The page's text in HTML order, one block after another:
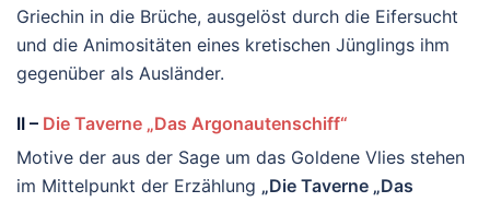
Griechin in die Brüche, ausgelöst durch die Eifersucht
und die Animositäten eines kretischen Jünglings ihm
gegenüber als Ausländer.
II – Die Taverne „Das Argonautenschiff“
Motive der aus der Sage um das Goldene Vlies stehen
im Mittelpunkt der Erzählung „Die Taverne „Das